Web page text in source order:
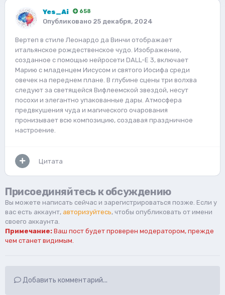
Yes_Ai 658
Опубликовано 25 декабря, 2024
Вертеп в стиле Леонардо да Винчи отображает
итальянское рождественское чудо. Изображение,
созданное с помощью нейросети DALL-E 3, включает
Марию с младенцем Иисусом и святого Иосифа среди
овечек на переднем плане. В глубине сцены три волхва
следуют за светящейся Вифлеемской звездой, несут
посохи и элегантно упакованные дары. Атмосфера
предвкушения чуда и магического очарования
пронизывает всю композицию, создавая праздничное
настроение.
Цитата
Присоединяйтесь к обсуждению
Вы можете написать сейчас и зарегистрироваться позже. Если у
вас есть аккаунт, авторизуйтесь, чтобы опубликовать от имени
своего аккаунта.
Примечание: Ваш пост будет проверен модератором, прежде
чем станет видимым.
Добавить комментарий...